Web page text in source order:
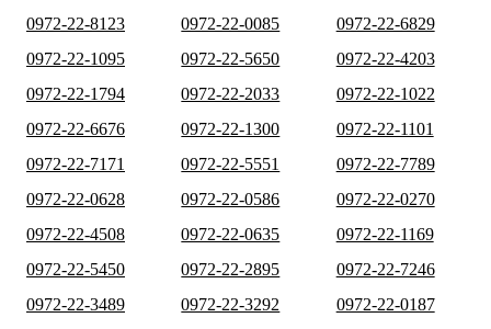
0972-22-8123
0972-22-0085
0972-22-6829
0972-22-1095
0972-22-5650
0972-22-4203
0972-22-1794
0972-22-2033
0972-22-1022
0972-22-6676
0972-22-1300
0972-22-1101
0972-22-7171
0972-22-5551
0972-22-7789
0972-22-0628
0972-22-0586
0972-22-0270
0972-22-4508
0972-22-0635
0972-22-1169
0972-22-5450
0972-22-2895
0972-22-7246
0972-22-3489
0972-22-3292
0972-22-0187